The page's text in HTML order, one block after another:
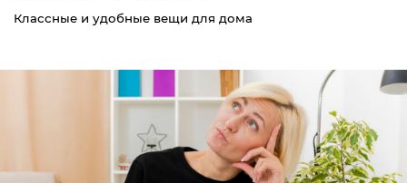
Классные и удобные вещи для дома